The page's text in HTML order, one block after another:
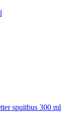
spuitbus 300 ml